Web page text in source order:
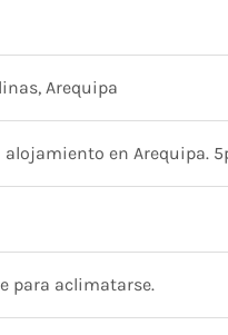
Arequipa
alojamiento en Arequipa.
para aclimatarse.